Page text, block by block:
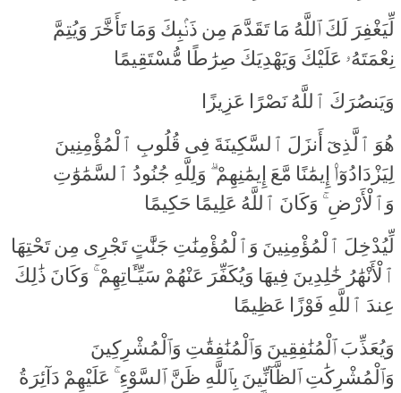
لِّيَغْفِرَ لَكَ ٱللَّهُ مَا تَقَدَّمَ مِن ذَنۢبِكَ وَمَا تَأَخَّرَ وَيُتِمَّ
نِعْمَتَهُۥ عَلَيْكَ وَيَهْدِيَكَ صِرَٰطًا مُّسْتَقِيمًا
وَيَنصُرَكَ ٱللَّهُ نَصْرًا عَزِيزًا
هُوَ ٱلَّذِىٓ أَنزَلَ ٱلسَّكِينَةَ فِى قُلُوبِ ٱلْمُؤْمِنِينَ
لِيَزْدَادُوٓا۟ إِيمَٰنًا مَّعَ إِيمَٰنِهِمْ ۗ وَلِلَّهِ جُنُودُ ٱلسَّمَٰوَٰتِ
وَٱلْأَرْضِ ۚ وَكَانَ ٱللَّهُ عَلِيمًا حَكِيمًا
لِّيُدْخِلَ ٱلْمُؤْمِنِينَ وَٱلْمُؤْمِنَٰتِ جَنَّٰتٍ تَجْرِى مِن تَحْتِهَا
ٱلْأَنْهَٰرُ خَٰلِدِينَ فِيهَا وَيُكَفِّرَ عَنْهُمْ سَيِّـَٔاتِهِمْ ۚ وَكَانَ ذَٰلِكَ
عِندَ ٱللَّهِ فَوْزًا عَظِيمًا
وَيُعَذِّبَ ٱلْمُنَٰفِقِينَ وَٱلْمُنَٰفِقَٰتِ وَٱلْمُشْرِكِينَ
وَٱلْمُشْرِكَٰتِ ٱلظَّآنِّينَ بِٱللَّهِ ظَنَّ ٱلسَّوْءِ ۚ عَلَيْهِمْ دَآئِرَةُ